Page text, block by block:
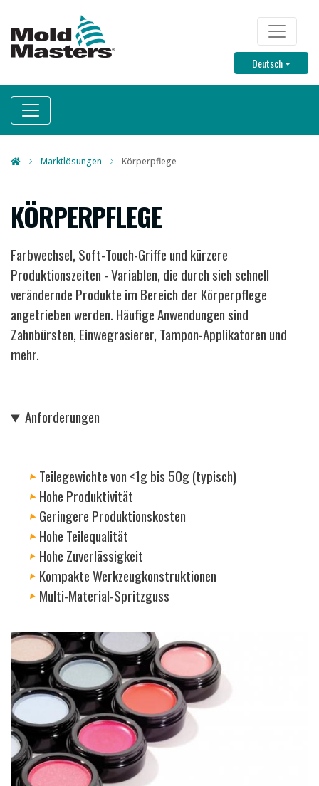
TOP
DeutschToggle
Marktlösungen Körperpflege
KÖRPERPFLEGE
Farbwechsel, Soft-Touch-Griffe und kürzere
Produktionszeiten - Variablen, die durch sich schnell
verändernde Produkte im Bereich der Körperpflege
angetrieben werden. Häufige Anwendungen sind
Zahnbürsten, Einwegrasierer, Tampon-Applikatoren und
mehr.
Anforderungen
Teilegewichte von <1g bis 50g (typisch)
Hohe Produktivität
Geringere Produktionskosten
Hohe Teilequalität
Hohe Zuverlässigkeit
Kompakte Werkzeugkonstruktionen
Multi-Material-Spritzguss